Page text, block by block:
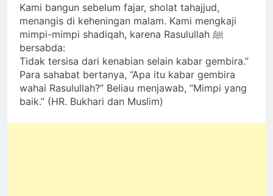
Kami bangun sebelum fajar, sholat tahajjud,
menangis di keheningan malam. Kami mengkaji
mimpi-mimpi shadiqah, karena Rasulullah ﷺ
bersabda:
Tidak tersisa dari kenabian selain kabar gembira.”
Para sahabat bertanya, “Apa itu kabar gembira
wahai Rasulullah?” Beliau menjawab, “Mimpi yang
baik.” (HR. Bukhari dan Muslim)